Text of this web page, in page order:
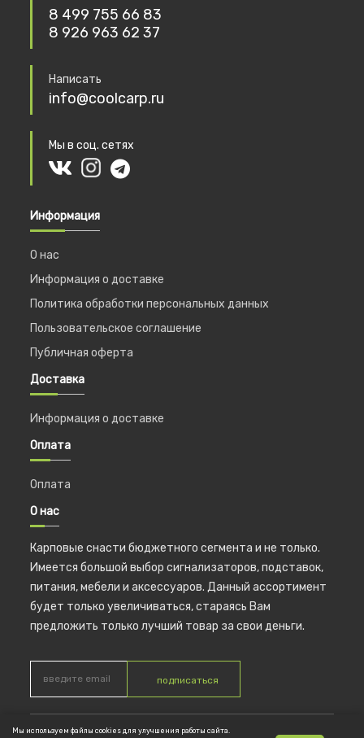
8 499 755 66 83
8 926 963 62 37
Написать
info@coolcarp.ru
Мы в соц. сетях
Информация
О нас
Информация о доставке
Политика обработки персональных данных
Пользовательское соглашение
Публичная оферта
Доставка
Информация о доставке
Оплата
Оплата
О нас
Карповые снасти бюджетного сегмента и не только.
Имеется большой выбор сигнализаторов, подставок,
питания, мебели и аксессуаров. Данный ассортимент
будет только увеличиваться, стараясь Вам
предложить только лучший товар за свои деньги.
подписаться
Мы используем файлы cookies для улучшения работы сайта.